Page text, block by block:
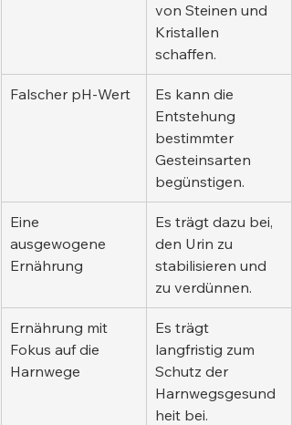
von Steinen und
Kristallen
schaffen.
Falscher pH-Wert
Es kann die
Entstehung
bestimmter
Gesteinsarten
begünstigen.
Eine
ausgewogene
Ernährung
Es trägt dazu bei,
den Urin zu
stabilisieren und
zu verdünnen.
Ernährung mit
Fokus auf die
Harnwege
Es trägt
langfristig zum
Schutz der
Harnwegsgesund
heit bei.